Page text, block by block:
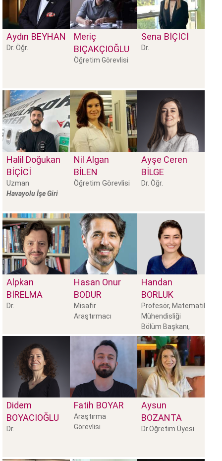
Aydın BEYHAN
Dr. Öğr.
Meriç
BIÇAKÇIOĞLU
Öğretim Görevlisi
Sena BİÇİCİ
Dr.
Halil Doğukan
BİÇİCİ
Uzman
Havayolu İşe Giri
Nil Algan
BILEN
Öğretim Görevlisi
Ayşe Ceren
BİLGE
Dr. Öğr.
Alpkan
BIRELMA
Dr.
Hasan Onur
BODUR
Misafir
Araştırmacı
Handan
BORLUK
Profesör, Matematik
Mühendisliği
Bölüm Başkanı,
Didem
BOYACIOĞLU
Dr.
Fatih BOYAR
Araştırma
Görevlisi
Aysun
BOZANTA
Dr.Öğretim Üyesi